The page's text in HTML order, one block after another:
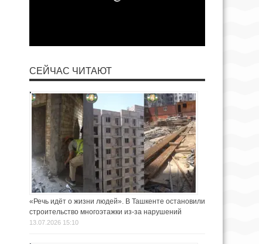
СЕЙЧАС ЧИТАЮТ
«Речь идёт о жизни людей». В Ташкенте остановили
строительство многоэтажки из-за нарушений
13.07.2026 15:10